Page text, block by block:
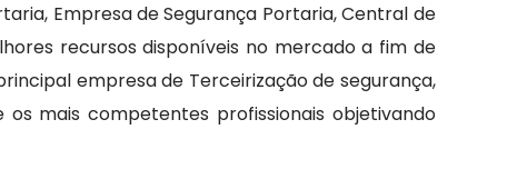
Empresa de Segurança Portaria, Central de
recursos disponíveis no mercado a fim de
empresa de Terceirização de segurança,
mais competentes profissionais objetivando